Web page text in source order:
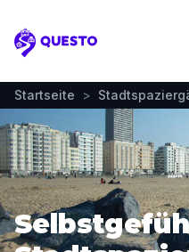
Questo
Startseite >